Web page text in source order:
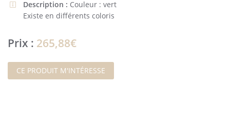
En cochant cette case, vous consentez à recevoir nos propositions commerciales à
l'adresse email indiqué ci-dessus. Vous pouvez vous désinscrire à tout moment en
 Description : Couleur : vert
Existe en différents coloris
Prix : 265,88€
CE PRODUIT M'INTÉRESSE